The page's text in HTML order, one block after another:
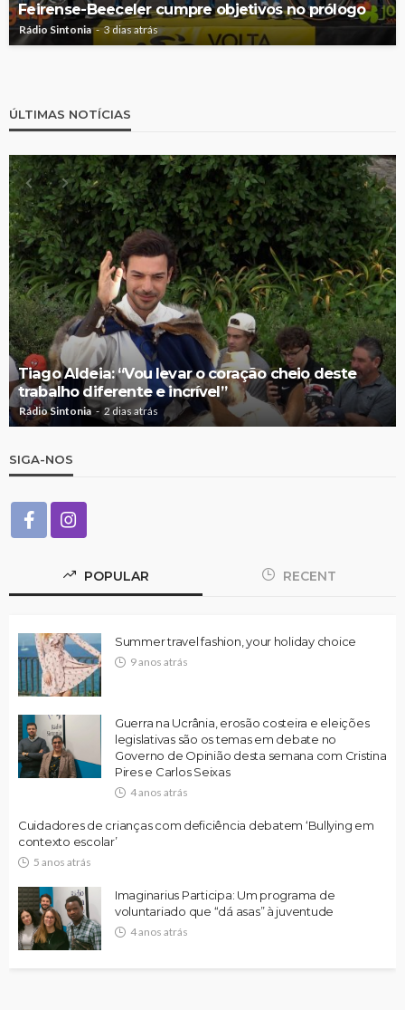
Feirense-Beeceler cumpre objetivos no prólogo
Rádio Sintonia 3 dias atrás
ÚLTIMAS NOTÍCIAS
Tiago Aldeia: “Vou levar o coração cheio deste
trabalho diferente e incrível”
Rádio Sintonia 2 dias atrás
SIGA-NOS
POPULAR RECENT
Summer travel fashion, your holiday choice
9 anos atrás
Guerra na Ucrânia, erosão costeira e eleições
legislativas são os temas em debate no
Governo de Opinião desta semana com Cristina
Pires e Carlos Seixas
4 anos atrás
Cuidadores de crianças com deficiência debatem ‘Bullying em
contexto escolar’
5 anos atrás
Imaginarius Participa: Um programa de
voluntariado que “dá asas” à juventude
4 anos atrás